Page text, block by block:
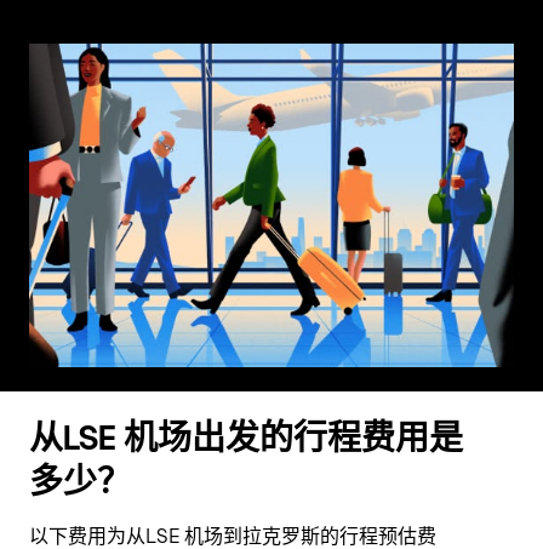
从LSE 机场出发的行程费用是
多少？
以下费用为从LSE 机场到拉克罗斯的行程预估费